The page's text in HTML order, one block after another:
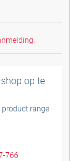
op te
range
766